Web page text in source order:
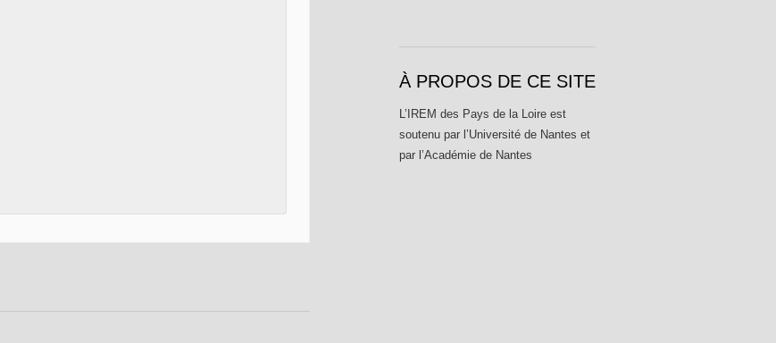
À PROPOS DE CE SITE
L’IREM des Pays de la Loire est
soutenu par l’Université de Nantes et
par l’Académie de Nantes